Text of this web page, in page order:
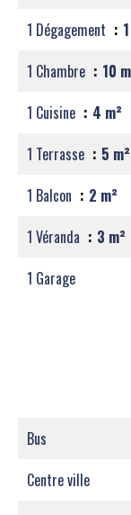
1 Dégagement
1 Chambre
10
1 Cuisine
4 m²
1 Terrasse
5 m²
1 Balcon
2 m²
1 Véranda
3 m²
1 Garage
Bus
Centre ville